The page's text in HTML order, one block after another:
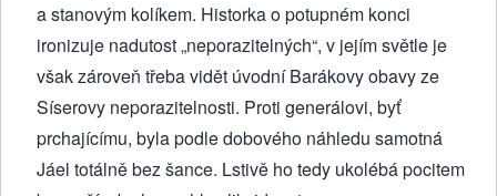
a stanovým kolíkem. Historka o potupném konci
ironizuje nadutost „neporazitelných“, v jejím světle je
však zároveň třeba vidět úvodní Barákovy obavy ze
Síserovy neporazitelnosti. Proti generálovi, byť
prchajícímu, byla podle dobového náhledu samotná
Jáel totálně bez šance. Lstivě ho tedy ukolébá pocitem